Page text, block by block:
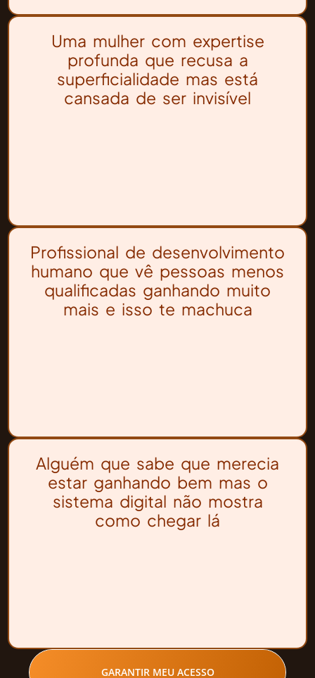
Uma mulher com expertise
profunda que recusa a
superficialidade mas está
cansada de ser invisível
Profissional de desenvolvimento
humano que vê pessoas menos
qualificadas ganhando muito
mais e isso te machuca
Alguém que sabe que merecia
estar ganhando bem mas o
sistema digital não mostra
como chegar lá
GARANTIR MEU ACESSO